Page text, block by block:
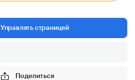
Управлять страницей
Поделиться